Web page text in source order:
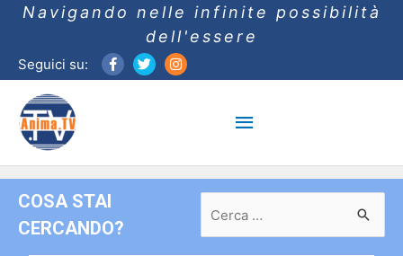
Navigando nelle infinite possibilità
dell'essere
Seguici su:
Menu
principale
COSA STAI
CERCANDO?
per: